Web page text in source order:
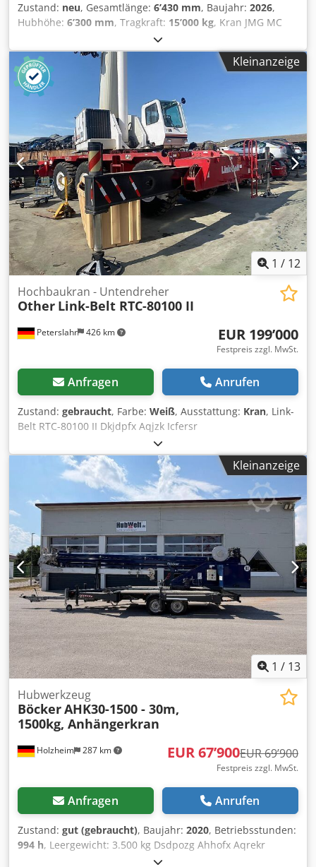
Zustand: neu, Gesamtlänge: 6’430 mm, Baujahr: 2026,
Hubhöhe: 6’300 mm, Tragkraft: 15’000 kg, Kran JMG MC
100.08 Dsdpfx Aqjzriblsrokr Antrieb Elektro Baujahr 2026
Hubhöhe (mm) 6.300 Tragkraft (kg) 15.000
Kleinanzeige
1 / 12
Peterslahr 426 km
Hochbaukran - Untendreher
Other Link-Belt RTC-80100 II
EUR 199’000
Festpreis zzgl. MwSt.
Anfragen Anrufen
Zustand: gebraucht, Farbe: Weiß, Ausstattung: Kran, Link-
Belt RTC-80100 II Dkjdpfx Aqjzk Icfersr
Kleinanzeige
1 / 13
Holzheim 287 km
Hubwerkzeug
BöckerAHK30-1500 - 30m,
1500kg, Anhängerkran
EUR 67’900EUR 69’900
Festpreis zzgl. MwSt.
Anfragen Anrufen
Zustand: gut (gebraucht), Baujahr: 2020, Betriebsstunden:
994 h, Leergewicht: 3.500 kg Dsdpozg Ahhofx Aqrekr
Motormarke: Honda Hubkapazität: 1.500 kg Hubhöhe: